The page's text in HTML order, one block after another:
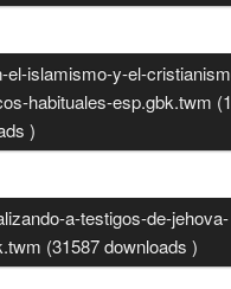
el-islamismo-y-el-
habituales-esp.gbk.twm
)
a-testigos-de-jehova-
(31587 downloads )